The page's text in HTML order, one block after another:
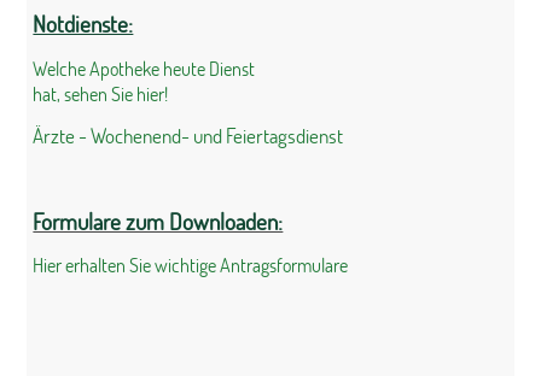
Notdienste:
Welche Apotheke heute Dienst
hat, sehen Sie hier!
Ärzte - Wochenend- und Feiertagsdienst
Formulare zum Downloaden:
Hier erhalten Sie wichtige Antragsformulare